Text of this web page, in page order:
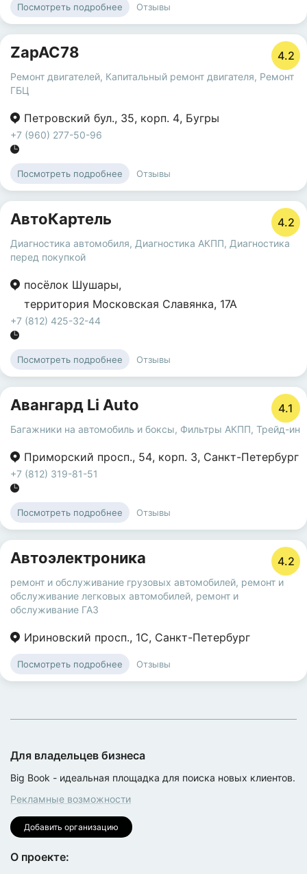
Посмотреть подробнее Отзывы
ZapAC78 4.2
Ремонт двигателей, Капитальный ремонт двигателя, Ремонт
ГБЦ
Петровский бул., 35, корп. 4, Бугры
+7 (960) 277-50-96
Посмотреть подробнее Отзывы
АвтоКартель 4.2
Диагностика автомобиля, Диагностика АКПП, Диагностика
перед покупкой
посёлок Шушары,
территория Московская Славянка, 17А
+7 (812) 425-32-44
Посмотреть подробнее Отзывы
Авангард Li Auto 4.1
Багажники на автомобиль и боксы, Фильтры АКПП, Трейд-ин
Приморский просп., 54, корп. 3, Санкт-Петербург
+7 (812) 319-81-51
Посмотреть подробнее Отзывы
Автоэлектроника 4.2
ремонт и обслуживание грузовых автомобилей, ремонт и
обслуживание легковых автомобилей, ремонт и
обслуживание ГАЗ
Ириновский просп., 1С, Санкт-Петербург
Посмотреть подробнее Отзывы
Для владельцев бизнеса
Big Book - идеальная площадка для поиска новых клиентов.
Рекламные возможности
Добавить организацию
О проекте: